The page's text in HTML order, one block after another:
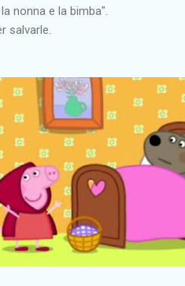
nonna e la bimba".
salvarle.